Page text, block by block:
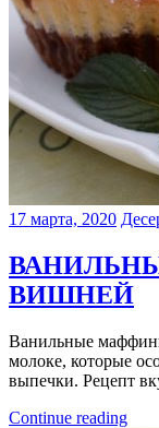
17 марта, 2020
ВИШНЕЙ
Ванильные
молоке, которые
выпечки. Рецепт
Continue reading